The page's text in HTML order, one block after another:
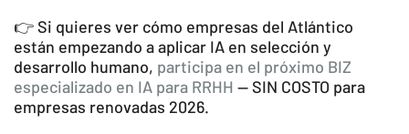
👉 Si quieres ver cómo empresas del Atlántico
están empezando a aplicar IA en selección y
desarrollo humano, participa en el próximo BIZ
especializado en IA para RRHH — SIN COSTO para
empresas renovadas 2026.